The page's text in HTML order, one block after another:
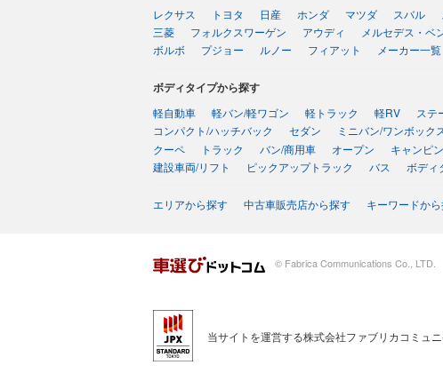
レクサス
トヨタ 日産 ホンダ マツダ スバル
三菱
フォルクスワーゲン アウディ メルセデス・ベ
ボルボ
プジョー ルノー フィアット メーカー一覧
ボディタイプから探す
軽自動車 軽バン/軽ワゴン 軽トラック 軽RV
ステ
コンパクト/ハッチバック
セダン ミニバン/ワンボック
クーペ
トラック バン/商用車 オープン
キャンピ
建設車両/リフト
ピックアップトラック バス ボディ
エリアから探す 中古車販売店から探す キーワードか
© Fabrica Communications Co., LTD.
当サイトを運営する株式会社ファブリカコミュ